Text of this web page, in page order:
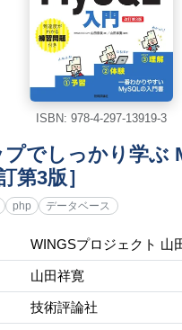
ISBN: 978-4-297-13919-3
でしっかり学ぶ
第3版］
php データベース
WINGSプロジェクト 山
山田祥寛
技術評論社